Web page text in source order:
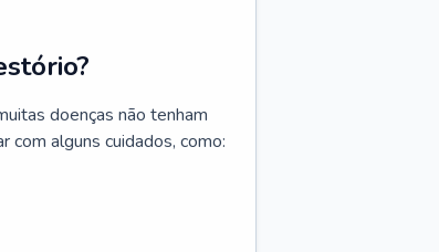
doenças não tenham
alguns cuidados, como: